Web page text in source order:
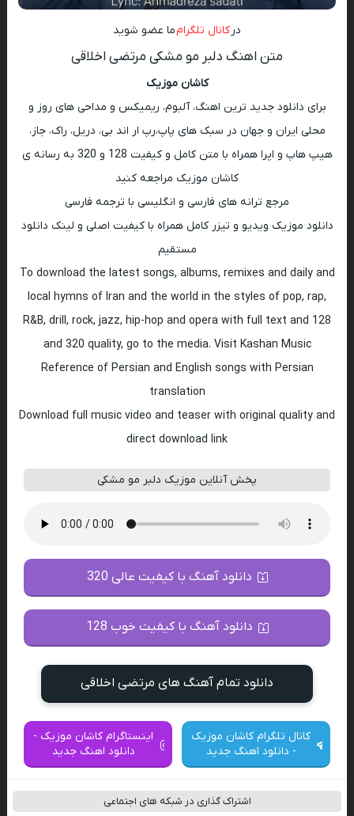
در کانال تلگرامما عضو شوید
متن اهنگ دلبر مو مشکی مرتضی اخلاقی
کاشان موزیک
برای دانلود جدید ترین اهنگ، آلبوم، ریمیکس و مداحی های روز و
محلی ایران و جهان در سبک های پاپ،رپ ار اند بی، دریل، راک، جاز،
هیپ هاپ و اپرا همراه با متن کامل و کیفیت 128 و 320 به رسانه ی
کاشان موزیک مراجعه کنید
مرجع ترانه های فارسی و انگلیسی با ترجمه فارسی
دانلود موزیک ویدیو و تیزر کامل همراه با کیفیت اصلی و لینک دانلود
مستقیم
To download the latest songs, albums, remixes and daily and
local hymns of Iran and the world in the styles of pop, rap,
R&B, drill, rock, jazz, hip-hop and opera with full text and 128
and 320 quality, go to the media. Visit Kashan Music
Reference of Persian and English songs with Persian
translation
Download full music video and teaser with original quality and
direct download link
پخش آنلاین موزیک دلبر مو مشکی
دانلود آهنگ با کیفیت عالی 320
دانلود آهنگ با کیفیت خوب 128
دانلود تمام آهنگ های مرتضی اخلاقی
کانال تلگرام کاشان موزیک
- دانلود اهنگ جدید
اینستاگرام کاشان موزیک -
دانلود اهنگ جدید
اشتراک گذاری در شبکه های اجتماعی